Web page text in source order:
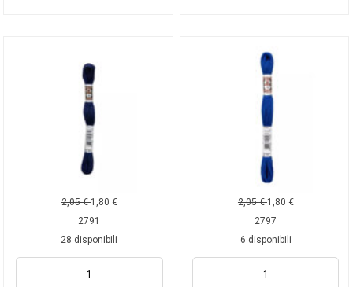
2,05€ 1,80 €
2791
28 disponibili
2,05€ 1,80 €
2797
6 disponibili